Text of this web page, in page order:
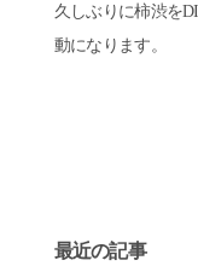
久しぶりに柿渋を
動になります。
最近の記事